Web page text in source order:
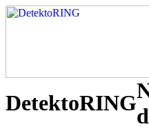
DetektoRING